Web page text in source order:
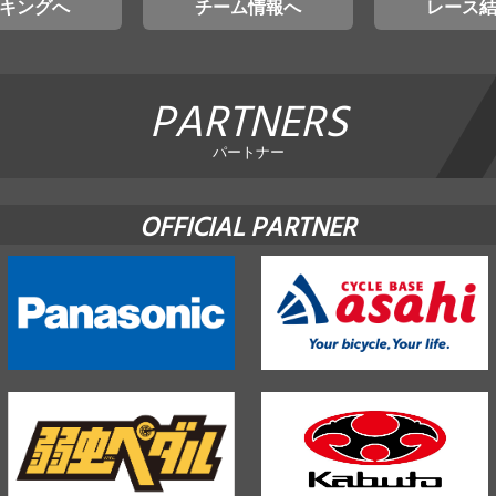
ングへ チーム情報へ レース
PARTNERS
パートナー
OFFICIAL PARTNER